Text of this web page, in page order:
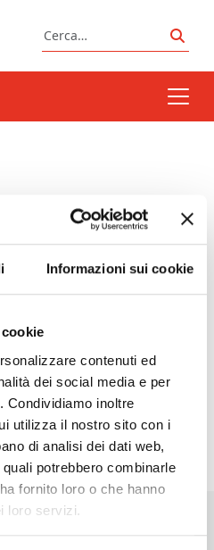
Informazioni sui cookie
contenuti ed
dei social media e per
Condividiamo inoltre
utilizza il nostro sito con i
di analisi dei dati web,
potrebbero combinarle
fornito loro o che hanno
loro servizi.
Cerca
questo luogo</li>